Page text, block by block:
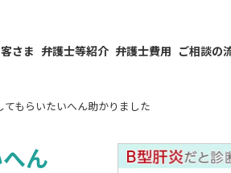
さま 弁護士等紹介 弁護士費用 ご相談の
もらいたいへん助かりました
ん